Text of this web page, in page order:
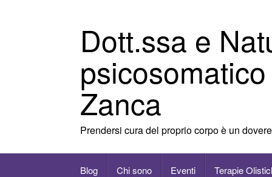
Dott.ssa e
Zanca
Prendersi cura del proprio corpo è un dovere
Blog Chi sono Eventi Terapie